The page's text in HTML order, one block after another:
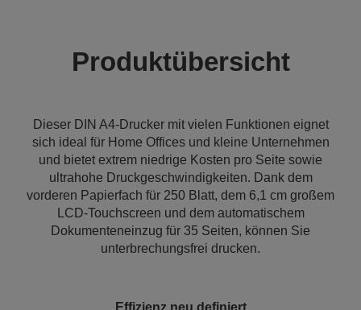
Produktübersicht
Dieser DIN A4-Drucker mit vielen Funktionen eignet
sich ideal für Home Offices und kleine Unternehmen
und bietet extrem niedrige Kosten pro Seite sowie
ultrahohe Druckgeschwindigkeiten. Dank dem
vorderen Papierfach für 250 Blatt, dem 6,1 cm großem
LCD-Touchscreen und dem automatischem
Dokumenteneinzug für 35 Seiten, können Sie
unterbrechungsfrei drucken.
Effizienz neu definiert